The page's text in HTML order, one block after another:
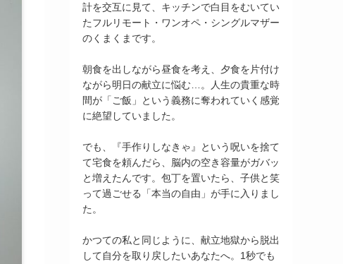
計を交互に見て、キッチンで白目をむいてい
たフルリモート・ワンオペ・シングルマザー
のくまくまです。
朝食を出しながら昼食を考え、夕食を片付け
ながら明日の献立に悩む…。人生の貴重な時
間が「ご飯」という義務に奪われていく感覚
に絶望していました。
でも、『手作りしなきゃ』という呪いを捨て
て宅食を頼んだら、脳内の空き容量がガバッ
と増えたんです。包丁を置いたら、子供と笑
って過ごせる「本当の自由」が手に入りまし
た。
かつての私と同じように、献立地獄から脱出
して自分を取り戻したいあなたへ。1秒でも